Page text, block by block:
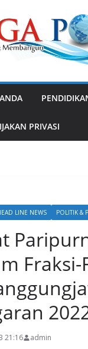
PRIVASI
LINE NEWS POLITIK &
21:16 admin